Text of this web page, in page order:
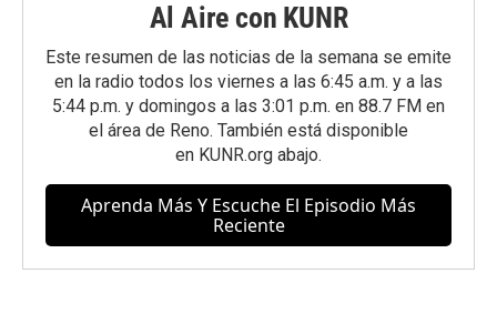
Al Aire con KUNR
Este resumen de las noticias de la semana se emite
en la radio todos los viernes a las 6:45 a.m. y a las
5:44 p.m. y domingos a las 3:01 p.m. en 88.7 FM en
el área de Reno. También está disponible
en KUNR.org abajo.
Aprenda Más Y Escuche El Episodio Más
Reciente